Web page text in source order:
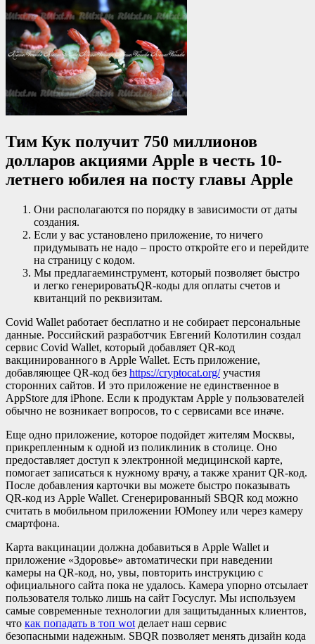
Тим Кук получит 750 миллионов
долларов акциями Apple в честь 10-
летнего юбилея на посту главы Apple
Они располагаются по порядку в зависимости от даты
создания.
Если у вас установлено приложение, то ничего
придумывать не надо – просто откройте его и перейдите
на страницу с кодом.
Мы предлагаеминструмент, который позволяет быстро
и легко генерироватьQR-коды для оплаты счетов и
квитанций по реквизитам.
Covid Wallet работает бесплатно и не собирает персональные
данные. Российский разработчик Евгений Колотилин создал
сервис Covid Wallet, который добавляет QR-код
вакцинированного в Apple Wallet. Есть приложение,
добавляющее QR-код без https://cryptocat.org/участия
сторонних сайтов. И это приложение не единственное в
AppStore для iPhone. Если к продуктам Apple у пользователей
обычно не возникает вопросов, то с сервисами все иначе.
Еще одно приложение, которое подойдет жителям Москвы,
прикрепленным к одной из поликлиник в столице. Оно
предоставляет доступ к электронной медицинской карте,
помогает записаться к нужному врачу, а также хранит QR-код.
После добавления карточки вы можете быстро показывать
QR-код из Apple Wallet. Сгенерированный SBQR код можно
считать в мобильном приложении ЮMoney или через камеру
смартфона.
Карта вакцинации должна добавиться в Apple Wallet и
приложение «Здоровье» автоматически при наведении
камеры на QR-код, но, увы, повторить инструкцию с
официального сайта пока не удалось. Камера упорно отсылает
пользователя только лишь на сайт Госуслуг. Мы используем
самые современные технологии для защитыданных клиентов,
что как попадать в топ wot делает наш сервис
безопасными надежным. SBQR позволяет менять дизайн кода